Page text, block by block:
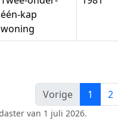
één-kap
woning
Vorige
1 2
van 1 juli 2026.